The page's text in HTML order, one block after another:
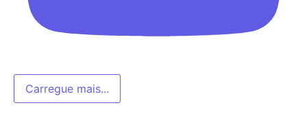
Carregue mais...